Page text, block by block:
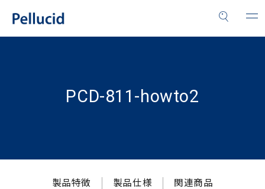
PCD-811-howto2
製品特徴 製品仕様 関連商品